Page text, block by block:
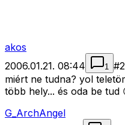
akos
2006.01.21. 08:44
1 #
miért ne tudna? yol
több hely... és oda be tud
G_ArchAngel